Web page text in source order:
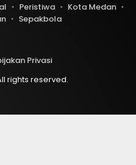
Peristiwa
Kota Medan
Sepakbola
Privasi
rights reserved.